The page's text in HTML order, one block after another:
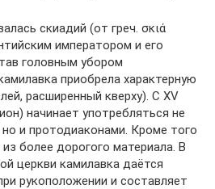
скиадий (от греч. σκιά
императором и его
головным убором
приобрела характерную
расширенный кверху). С XV
начинает употребляться не
и протодиаконами. Кроме того
более дорогого материала. В
церкви камилавка даётся
рукоположении и составляет